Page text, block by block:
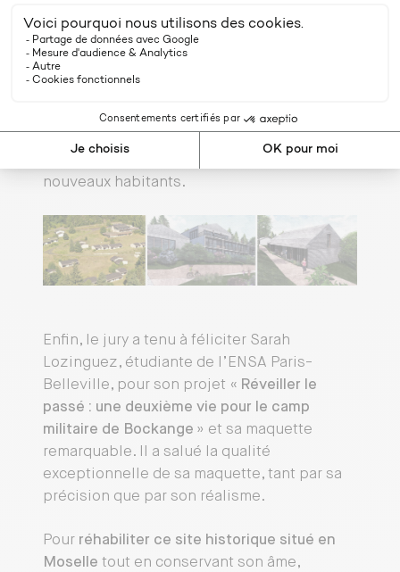
Ce projet consiste en la
ancien village vacances en friche situé à
logements saisonniers réversibles en
espaces favorisant les échanges entre les
nouveaux habitants.
Enfin, le jury a tenu à féliciter Sarah
Lozinguez, étudiante de l’ENSA Paris-
Belleville, pour son projet « Réveiller le
passé : une deuxième vie pour le camp
militaire de Bockange » et sa maquette
remarquable. Il a salué la qualité
exceptionnelle de sa maquette, tant par sa
précision que par son réalisme.
Pour réhabiliter ce site historique situé en
Moselle tout en conservant son âme,